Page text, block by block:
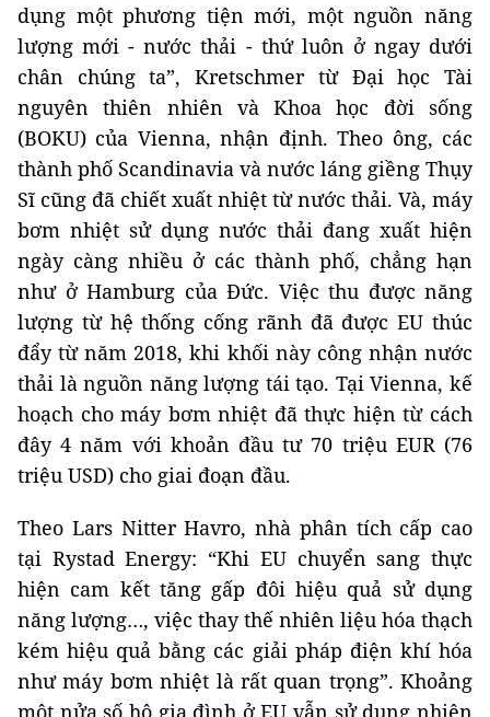
dụng một phương tiện mới, một nguồn năng
lượng mới - nước thải - thứ luôn ở ngay dưới
chân chúng ta”, Kretschmer từ Đại học Tài
nguyên thiên nhiên và Khoa học đời sống
(BOKU) của Vienna, nhận định. Theo ông, các
thành phố Scandinavia và nước láng giềng Thụy
Sĩ cũng đã chiết xuất nhiệt từ ​​​​nước thải. Và, máy
bơm nhiệt sử dụng nước thải đang xuất hiện
ngày càng nhiều ở các thành phố, chẳng hạn
như ở Hamburg của Đức. Việc thu được năng
lượng từ hệ thống cống rãnh đã được EU thúc
đẩy từ năm 2018, khi khối này công nhận nước
thải là nguồn năng lượng tái tạo. Tại Vienna, kế
hoạch cho máy bơm nhiệt đã thực hiện từ cách
đây 4 năm với khoản đầu tư 70 triệu EUR (76
triệu USD) cho giai đoạn đầu.
Theo Lars Nitter Havro, nhà phân tích cấp cao
tại Rystad Energy: “Khi EU chuyển sang thực
hiện cam kết tăng gấp đôi hiệu quả sử dụng
năng lượng…, việc thay thế nhiên liệu hóa thạch
kém hiệu quả bằng các giải pháp điện khí hóa
như máy bơm nhiệt là rất quan trọng”. Khoảng
một nửa số hộ gia đình ở EU vẫn sử dụng nhiên